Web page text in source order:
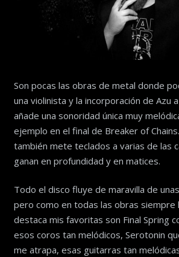
Son pocas las obras de metal donde
una violinista y la incorporación de Azu
añade una sonoridad única muy
ejemplo en el final de Breaker of
también mete teclados a varias de las
ganan en profundidad y en matices.
Todo el disco fluye de maravilla de
pero como en todas las obras siempre
destaca mis favoritas son Final Spring
esos coros tan melódicos, Serotonin
me atrapa, esas guitarras tan